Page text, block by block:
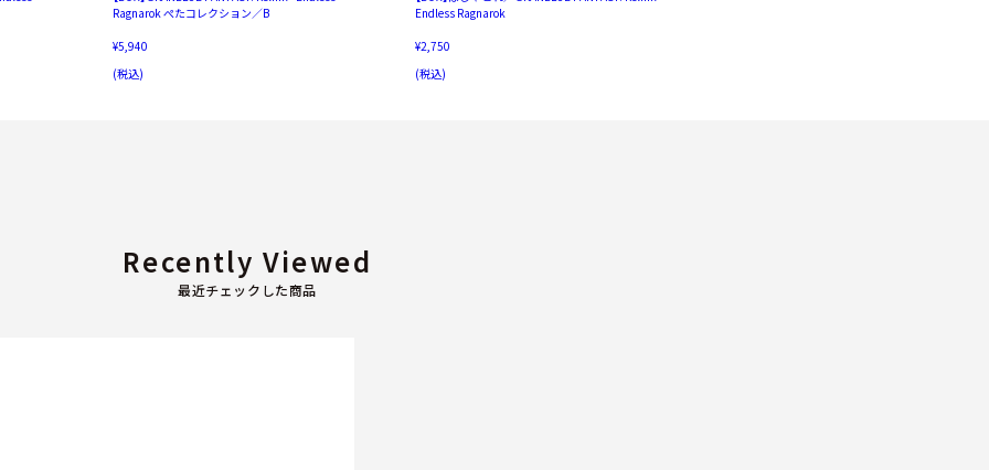
Ragnarok ぺたコレクション／B
¥5,940
(税込)
Endless Ragnarok
¥2,750
(税込)
最近チェックした商品
Recently Viewed